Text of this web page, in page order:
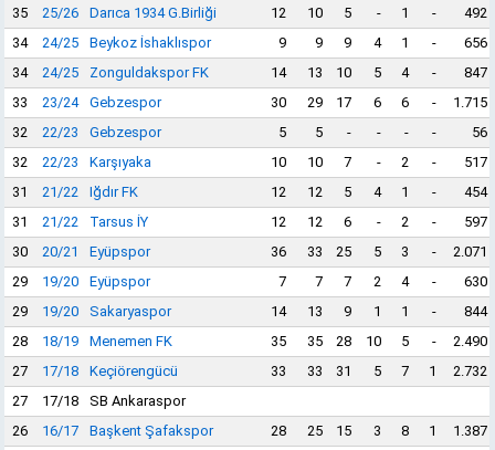
35
25/26 Darıca 1934 G.Birliği 12 10 5 - 1 -
492
34
24/25 Beykoz İshaklıspor 9 9 9 4 1 -
656
34
24/25 Zonguldakspor FK 14 13 10 5 4 -
847
33
23/24 Gebzespor 30 29 17 6 6 -
1.715
32
22/23 Gebzespor 5 5 - - - -
56
32
22/23 Karşıyaka 10 10 7 - 2 -
517
31
21/22 Iğdır FK 12 12 5 4 1 -
454
31
21/22 Tarsus İY 12 12 6 - 2 -
597
30
20/21 Eyüpspor 36 33 25 5 3 -
2.071
29
19/20 Eyüpspor 7 7 7 2 4 -
630
29
19/20 Sakaryaspor 14 13 9 1 1 -
844
28
18/19 Menemen FK 35 35 28 10 5 -
2.490
27
17/18 Keçiörengücü 33 33 31 5 7 1
2.732
27
17/18
SB Ankaraspor
26
16/17 Başkent Şafakspor 28 25 15 3 8 1
1.387